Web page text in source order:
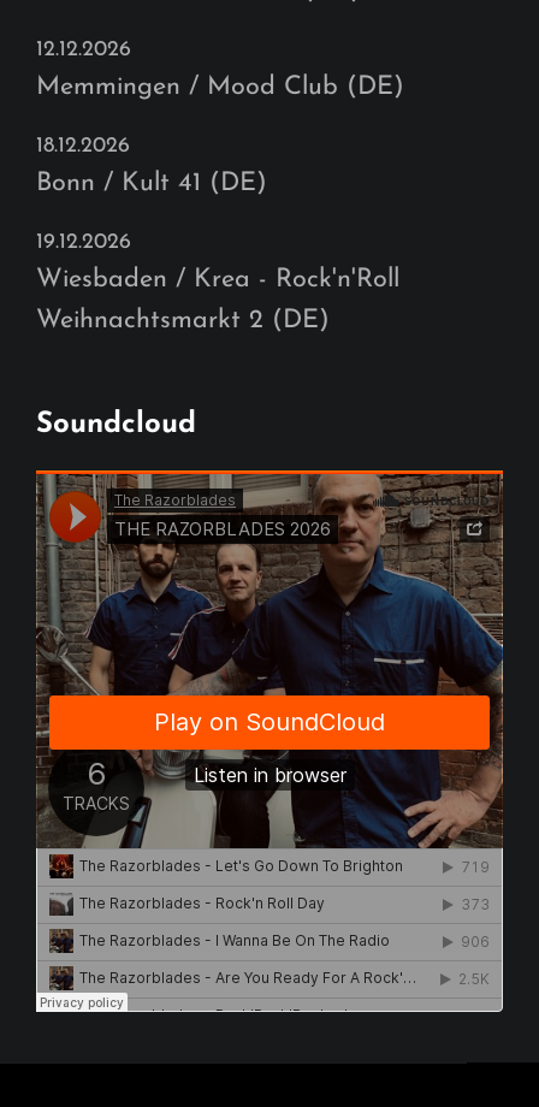
12.12.2026
Memmingen / Mood Club (DE)
18.12.2026
Bonn / Kult 41 (DE)
19.12.2026
Wiesbaden / Krea - Rock'n'Roll
Weihnachtsmarkt 2 (DE)
Soundcloud